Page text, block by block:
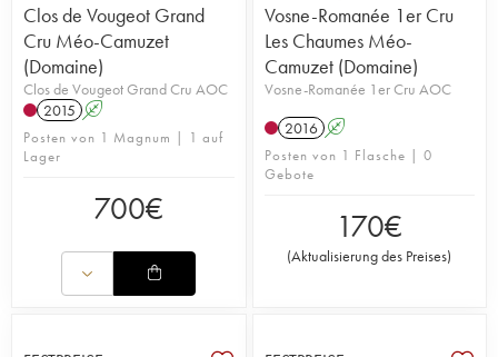
Clos de Vougeot Grand
Cru Méo-Camuzet
(Domaine)
Clos de Vougeot Grand Cru AOC
2015 A
Posten von 1 Magnum | 1 auf
Lager
700€
Vosne-Romanée 1er Cru
Les Chaumes Méo-
Camuzet (Domaine)
Vosne-Romanée 1er Cru AOC
2016 A
Posten von 1 Flasche | 0
Gebote
170€
(Aktualisierung des Preises)